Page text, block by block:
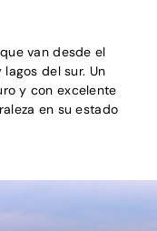
van desde el
del sur. Un
y con excelente
en su estado